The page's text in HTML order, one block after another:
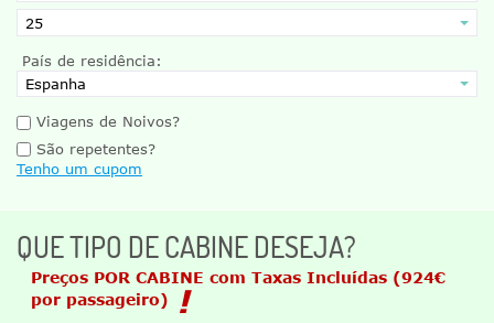
País de residência:
Viagens de Noivos?
São repetentes?
Tenho um cupom
QUE TIPO DE CABINE DESEJA?
Preços POR CABINE com Taxas Incluídas (924€
por passageiro)